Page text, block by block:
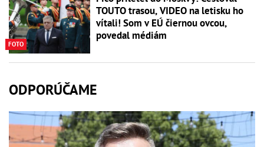
FOTO
TOUTO trasou, VIDEO na letisku ho
vítali! Som v EÚ čiernou ovcou,
povedal médiám
ODPORÚČAME